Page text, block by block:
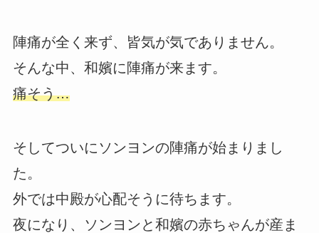
陣痛が全く来ず、皆気が気でありません。
そんな中、和嬪に陣痛が来ます。
痛そう…
そしてついにソンヨンの陣痛が始まりまし
た。
外では中殿が心配そうに待ちます。
夜になり、ソンヨンと和嬪の赤ちゃんが産ま